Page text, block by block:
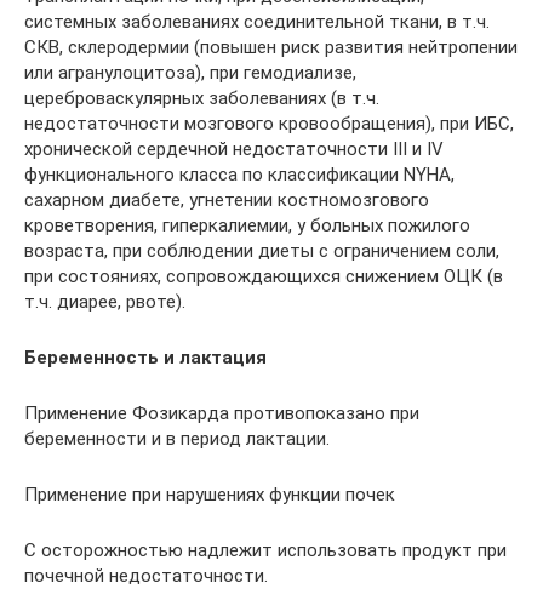
системных заболеваниях соединительной ткани, в т.ч.
СКВ, склеродермии (повышен риск развития нейтропении
или агранулоцитоза), при гемодиализе,
цереброваскулярных заболеваниях (в т.ч.
недостаточности мозгового кровообращения), при ИБС,
хронической сердечной недостаточности III и IV
функционального класса по классификации NYHA,
сахарном диабете, угнетении костномозгового
кроветворения, гиперкалиемии, у больных пожилого
возраста, при соблюдении диеты с ограничением соли,
при состояниях, сопровождающихся снижением ОЦК (в
т.ч. диарее, рвоте).
Беременность и лактация
Применение Фозикарда противопоказано при
беременности и в период лактации.
Применение при нарушениях функции почек
С осторожностью надлежит использовать продукт при
почечной недостаточности.